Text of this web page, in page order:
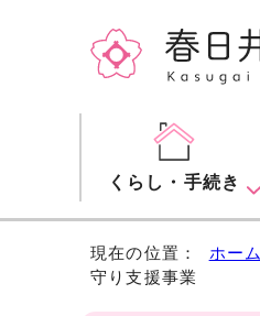
くらし・手続き
現在の位置： ホーム
守り支援事業